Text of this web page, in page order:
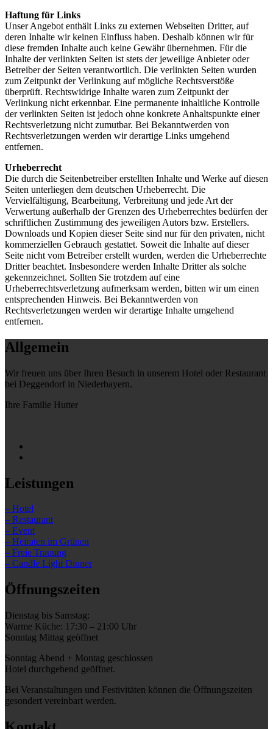
Haftung für Links
Unser Angebot enthält Links zu externen Webseiten Dritter, auf
deren Inhalte wir keinen Einfluss haben. Deshalb können wir für
diese fremden Inhalte auch keine Gewähr übernehmen. Für die
Inhalte der verlinkten Seiten ist stets der jeweilige Anbieter oder
Betreiber der Seiten verantwortlich. Die verlinkten Seiten wurden
zum Zeitpunkt der Verlinkung auf mögliche Rechtsverstöße
überprüft. Rechtswidrige Inhalte waren zum Zeitpunkt der
Verlinkung nicht erkennbar. Eine permanente inhaltliche Kontrolle
der verlinkten Seiten ist jedoch ohne konkrete Anhaltspunkte einer
Rechtsverletzung nicht zumutbar. Bei Bekanntwerden von
Rechtsverletzungen werden wir derartige Links umgehend
entfernen.
Urheberrecht
Die durch die Seitenbetreiber erstellten Inhalte und Werke auf diesen
Seiten unterliegen dem deutschen Urheberrecht. Die
Vervielfältigung, Bearbeitung, Verbreitung und jede Art der
Verwertung außerhalb der Grenzen des Urheberrechtes bedürfen der
schriftlichen Zustimmung des jeweiligen Autors bzw. Erstellers.
Downloads und Kopien dieser Seite sind nur für den privaten, nicht
kommerziellen Gebrauch gestattet. Soweit die Inhalte auf dieser
Seite nicht vom Betreiber erstellt wurden, werden die Urheberrechte
Dritter beachtet. Insbesondere werden Inhalte Dritter als solche
gekennzeichnet. Sollten Sie trotzdem auf eine
Urheberrechtsverletzung aufmerksam werden, bitten wir um einen
entsprechenden Hinweis. Bei Bekanntwerden von
Rechtsverletzungen werden wir derartige Inhalte umgehend
entfernen.
Allgemein
Wir freuen uns über Ihren Besuch in unserem Hotel oder Restaurant
bei Deggendorf in Niederbayern.
Ihre Familie Hutter
Leistungen
– Hotel
– Restaurant
– Event
– Heiraten im Grünen
– Freie Trauung
– Candle Light Dinner
Öffnungszeiten
Dienstag bis Samstag:
Warme Küche: 17:30 – 21:00 Uhr
Sonntag Mittag geöffnet
Sonntag Abend + Montag geschlossen
Hotel durchgehend geöffnet.
Bei Veranstaltungen und Festivitäten können die Öffnungszeiten
gesondert vereinbart werden.